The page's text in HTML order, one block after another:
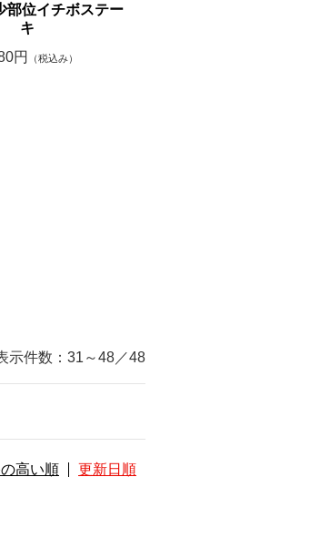
部位イチボステー
キ
円
（税込み）
示件数： 31～48 ／48
高い順 更新日順